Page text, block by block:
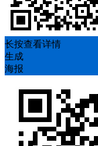
长按查看详情
生成
海报